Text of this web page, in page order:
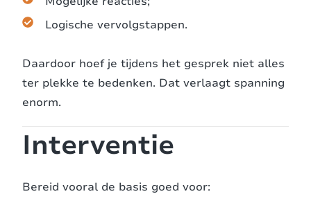
Logische vervolgstappen.
Daardoor hoef je tijdens het gesprek niet alles
ter plekke te bedenken. Dat verlaagt spanning
enorm.
Interventie
Bereid vooral de basis goed voor: